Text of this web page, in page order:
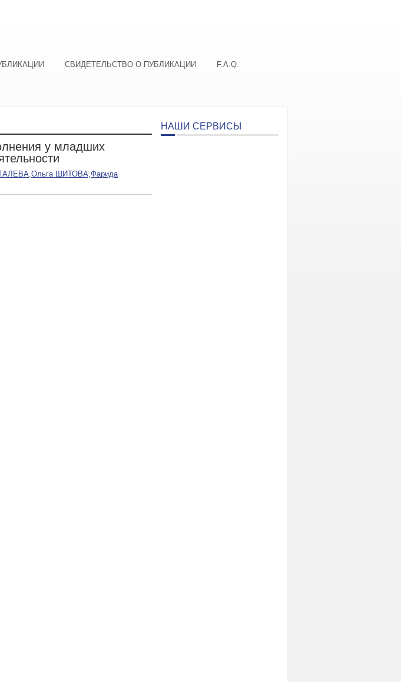
СВИДЕТЕЛЬСТВО О ПУБЛИКАЦИИ F.A.Q.
у младших
,Ольга ШИТОВА,Фарида
НАШИ СЕРВИСЫ